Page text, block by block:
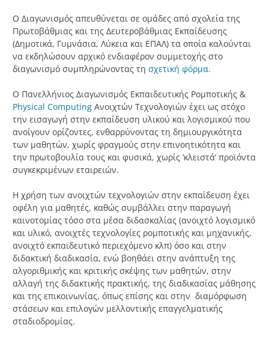
Ο Διαγωνισμός απευθύνεται σε ομάδες από σχολεία της
Πρωτοβάθμιας και της Δευτεροβάθμιας Εκπαίδευσης
(Δημοτικά, Γυμνάσια, Λύκεια και ΕΠΑΛ) τα οποία καλούνται
να εκδηλώσουν αρχικό ενδιαφέρον συμμετοχής στο
διαγωνισμό συμπληρώνοντας τη σχετική φόρμα.
Ο Πανελλήνιος Διαγωνισμός Εκπαιδευτικής Ρομποτικής &
Physical Computing Ανοιχτών Τεχνολογιών έχει ως στόχο
την εισαγωγή στην εκπαίδευση υλικού και λογισμικού που
ανοίγουν ορίζοντες, ενθαρρύνοντας τη δημιουργικότητα
των μαθητών, χωρίς φραγμούς στην επινοητικότητα και
την πρωτοβουλία τους και φυσικά, χωρίς ‘κλειστά’ προϊόντα
συγκεκριμένων εταιρειών.
Η χρήση των ανοιχτών τεχνολογιών στην εκπαίδευση έχει
οφέλη για μαθητές, καθώς συμβάλλει στην παραγωγή
καινοτομίας τόσο στα μέσα διδασκαλίας (ανοιχτό λογισμικό
και υλικό, ανοιχτές τεχνολογίες ρομποτικής και μηχανικής,
ανοιχτό εκπαιδευτικό περιεχόμενο κλπ) όσο και στην
διδακτική διαδικασία, ενώ βοηθάει στην ανάπτυξη της
αλγοριθμικής και κριτικής σκέψης των μαθητών, στην
αλλαγή της διδακτικής πρακτικής, της διαδικασίας μάθησης
και της επικοινωνίας, όπως επίσης και στην διαμόρφωση
στάσεων και επιλογών μελλοντικής επαγγελματικής
σταδιοδρομίας.